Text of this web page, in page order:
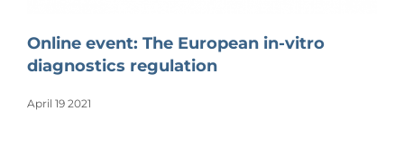
Online event: The European in-vitro
diagnostics regulation
April 19 2021